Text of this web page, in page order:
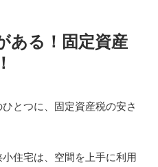
ある！固定資産
とつに、固定資産税の安さ
住宅は、空間を上手に利用